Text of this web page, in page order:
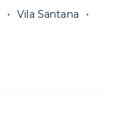
Vila Santana